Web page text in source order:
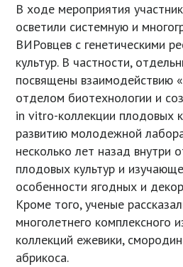
В ходе мероприятия
осветили системную и
ВИРовцев с генетическими
культур. В частности,
посвящены взаимодействию
отделом биотехнологии и
in vitro-коллекции плодовых
развитию молодежной
несколько лет назад внутри
плодовых культур и
особенности ягодных и
Кроме того, ученые
многолетнего комплексного
коллекций ежевики,
абрикоса.